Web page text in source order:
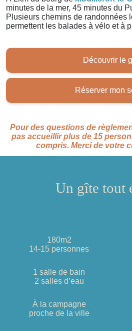
minutes de la mer, 45 minutes du
Plusieurs chemins de randonnées
permettent les balades à vélo et à
Découvrir le
Réserver mon
Pour des questions de
pas accueillir plus de 15
compris. Merci de votre
Un gîte tout
180m2
14-15 personnes
1 salle de bain
2 salles d’eau
À la campagne
proche de la ville